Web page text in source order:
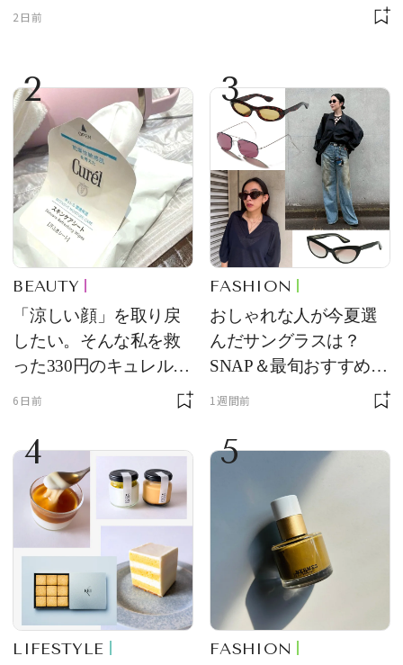
2日前
2
BEAUTY
「涼しい顔」を取り戻
したい。そんな私を救
った330円のキュレル名
6日前
3
FASHION
おしゃれな人が今夏選
んだサングラスは？
SNAP＆最旬おすすめサ
1週間前
4
LIFESTYLE
5
FASHION